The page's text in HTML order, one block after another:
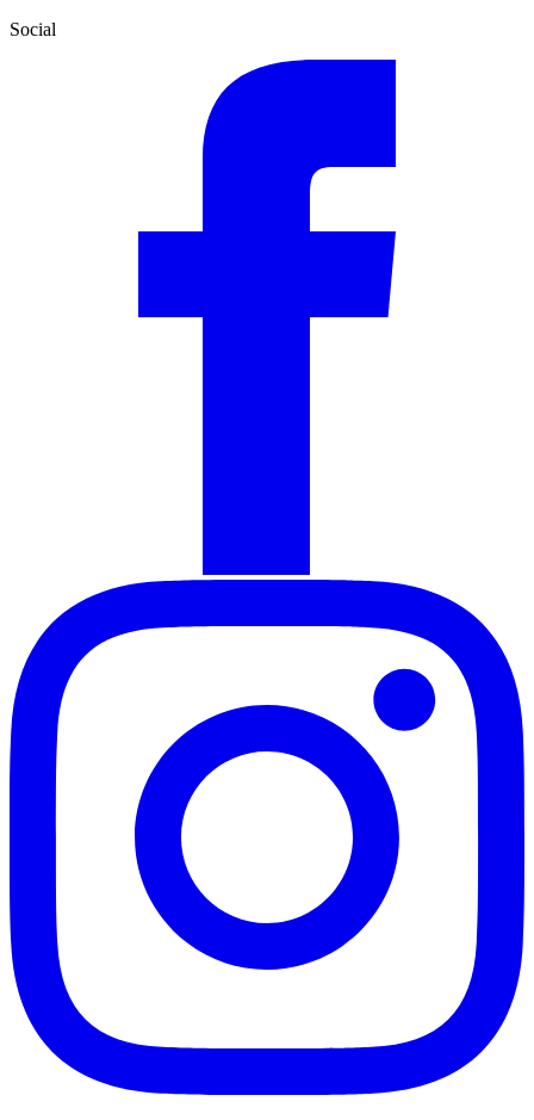
Social